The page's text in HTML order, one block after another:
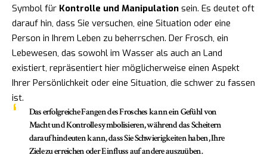
Symbol für Kontrolle und Manipulation sein. Es deutet oft
darauf hin, dass Sie versuchen, eine Situation oder eine
Person in Ihrem Leben zu beherrschen. Der Frosch, ein
Lebewesen, das sowohl im Wasser als auch an Land
existiert, repräsentiert hier möglicherweise einen Aspekt
Ihrer Persönlichkeit oder eine Situation, die schwer zu fassen
ist.
Das erfolgreiche Fangen des Frosches kann ein Gefühl von
Macht und Kontrolle symbolisieren, während das Scheitern
darauf hindeuten kann, dass Sie Schwierigkeiten haben, Ihre
Ziele zu erreichen oder Einfluss auf andere auszuüben.